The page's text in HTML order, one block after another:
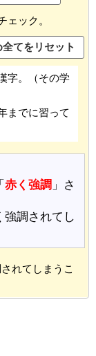
ェック。
字。（その学
までに習って
赤く強調 」さ
強調されてし
れてしまうこ